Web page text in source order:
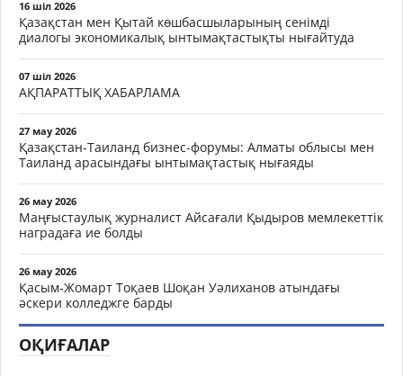
16 шіл 2026
Қазақстан мен Қытай көшбасшыларының сенімді
диалогы экономикалық ынтымақтастықты нығайтуда
07 шіл 2026
АҚПАРАТТЫҚ ХАБАРЛАМА
27 мау 2026
Қазақстан-Таиланд бизнес-форумы: Алматы облысы мен
Таиланд арасындағы ынтымақтастық нығаяды
26 мау 2026
Маңғыстаулық журналист Айсағали Қыдыров мемлекеттік
наградаға ие болды
26 мау 2026
Қасым-Жомарт Тоқаев Шоқан Уәлиханов атындағы
әскери колледжге барды
ОҚИҒАЛАР